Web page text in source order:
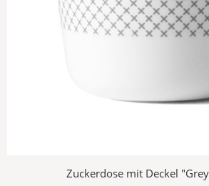
Zuckerdose mit Deckel